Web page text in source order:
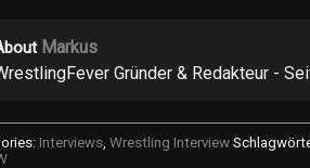
Markus
Gründer & Redakteur -
Interviews, Wrestling Interview